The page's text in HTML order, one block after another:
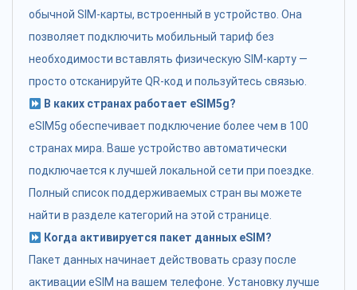
обычной SIM-карты, встроенный в устройство. Она
позволяет подключить мобильный тариф без
необходимости вставлять физическую SIM-карту —
просто отсканируйте QR-код и пользуйтесь связью.
В каких странах работает eSIM5g?
eSIM5g обеспечивает подключение более чем в 100
странах мира. Ваше устройство автоматически
подключается к лучшей локальной сети при поездке.
Полный список поддерживаемых стран вы можете
найти в разделе категорий на этой странице.
Когда активируется пакет данных eSIM?
Пакет данных начинает действовать сразу после
активации eSIM на вашем телефоне. Установку лучше